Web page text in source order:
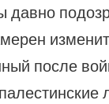
давно
после